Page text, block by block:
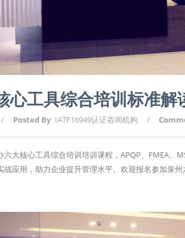
心工具综合培训标准解
/ Posted By IATF16949认证咨询机构 /
大核心工具综合培训培训课程，APQP、FMEA、
战应用，助力企业提升管理水平。欢迎报名参加泉